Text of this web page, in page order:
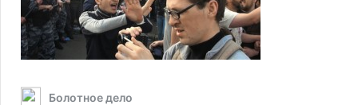
Болотное дело